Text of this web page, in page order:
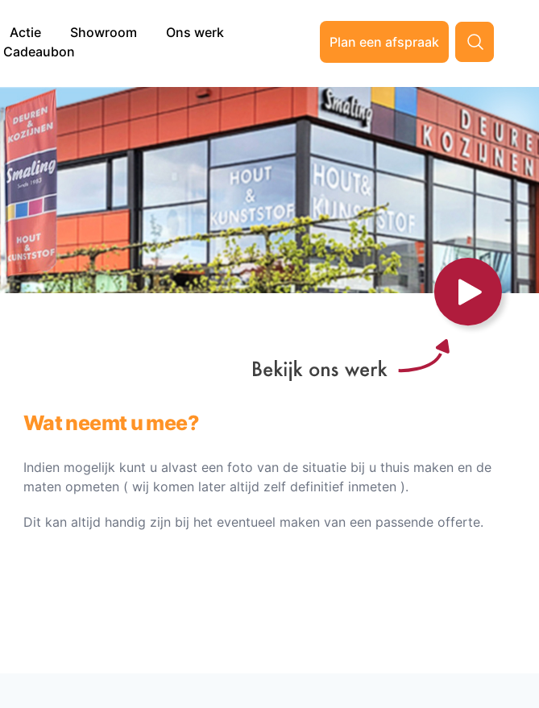
Actie Showroom
Ons werk
Cadeaubon
Plan een afspraak
Wat neemt u mee?
Indien mogelijk kunt u alvast een foto van de situatie bij u thuis maken en de
maten opmeten ( wij komen later altijd zelf definitief inmeten ).
Dit kan altijd handig zijn bij het eventueel maken van een passende offerte.